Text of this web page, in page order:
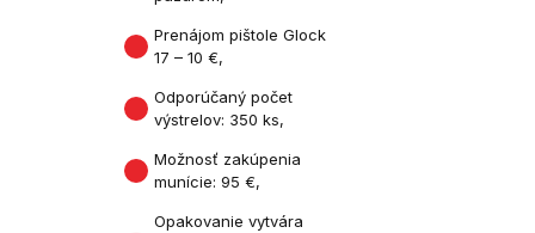
Prenájom pištole Glock
17 – 10 €,
Odporúčaný počet
výstrelov: 350 ks,
Možnosť zakúpenia
munície: 95 €,
Opakovanie vytvára